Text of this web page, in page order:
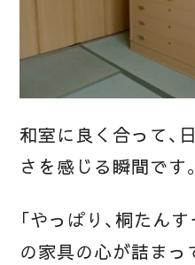
和室に良く合って、
さを感じる瞬間です。
「やっぱり、桐たん
の家具の心が詰まっ